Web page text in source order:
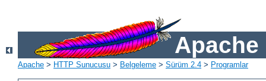
Apache
Apache > HTTP Sunucusu > Belgeleme > Sürüm 2.4 > Programlar